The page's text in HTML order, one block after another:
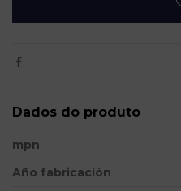
Dados do produto
mpn
Año fabricación